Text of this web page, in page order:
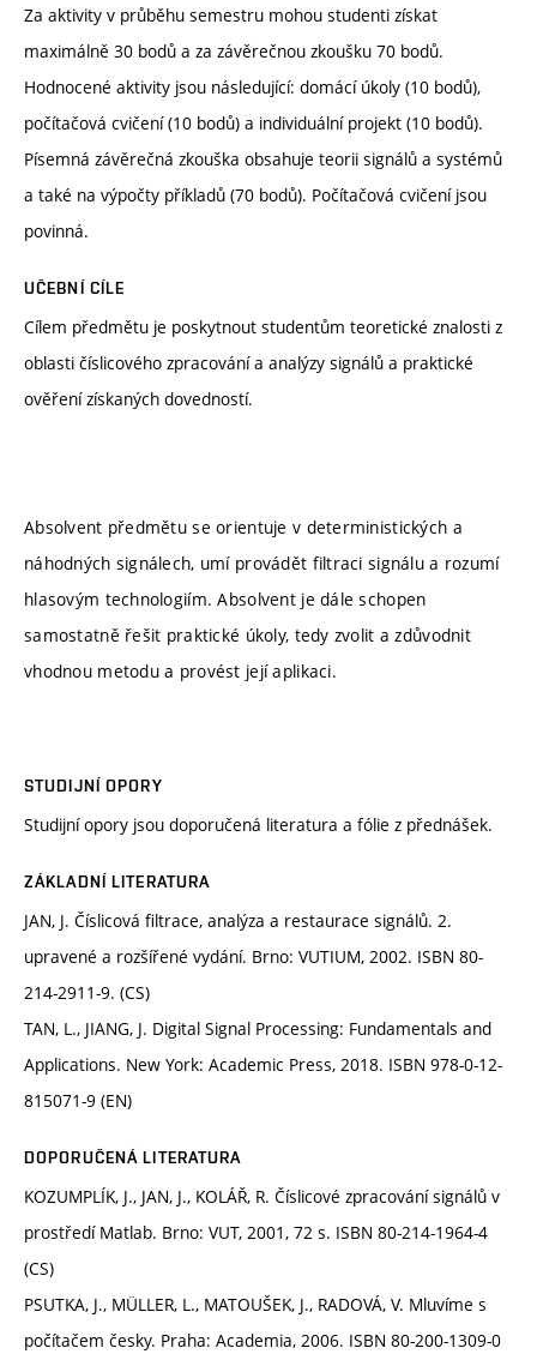
Za aktivity v průběhu semestru mohou studenti získat
maximálně 30 bodů a za závěrečnou zkoušku 70 bodů.
Hodnocené aktivity jsou následující: domácí úkoly (10 bodů),
počítačová cvičení (10 bodů) a individuální projekt (10 bodů).
Písemná závěrečná zkouška obsahuje teorii signálů a systémů
a také na výpočty příkladů (70 bodů). Počítačová cvičení jsou
povinná.
UČEBNÍ CÍLE
Cílem předmětu je poskytnout studentům teoretické znalosti z
oblasti číslicového zpracování a analýzy signálů a praktické
ověření získaných dovedností.
Absolvent předmětu se orientuje v deterministických a
náhodných signálech, umí provádět filtraci signálu a rozumí
hlasovým technologiím. Absolvent je dále schopen
samostatně řešit praktické úkoly, tedy zvolit a zdůvodnit
vhodnou metodu a provést její aplikaci.
STUDIJNÍ OPORY
Studijní opory jsou doporučená literatura a fólie z přednášek.
ZÁKLADNÍ LITERATURA
JAN, J. Číslicová filtrace, analýza a restaurace signálů. 2.
upravené a rozšířené vydání. Brno: VUTIUM, 2002. ISBN 80-
214-2911-9. (CS)
TAN, L., JIANG, J. Digital Signal Processing: Fundamentals and
Applications. New York: Academic Press, 2018. ISBN 978-0-12-
815071-9 (EN)
DOPORUČENÁ LITERATURA
KOZUMPLÍK, J., JAN, J., KOLÁŘ, R. Číslicové zpracování signálů v
prostředí Matlab. Brno: VUT, 2001, 72 s. ISBN 80-214-1964-4
(CS)
PSUTKA, J., MÜLLER, L., MATOUŠEK, J., RADOVÁ, V. Mluvíme s
počítačem česky. Praha: Academia, 2006. ISBN 80-200-1309-0